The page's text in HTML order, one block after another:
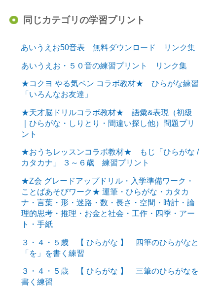
同じカテゴリの学習プリント
あいうえお50音表 無料ダウンロード リンク集
あいうえお・５０音の練習プリント リンク集
★コクヨ やる気ペン コラボ教材★ ひらがな練習
「いろんなお友達」
★天才脳ドリルコラボ教材★ 語彙&表現（初級
｜ひらがな・しりとり・間違い探し他）問題プリ
ント
★おうちレッスンコラボ教材★ もじ「ひらがな /
カタカナ」 ３～６歳 練習プリント
★Z会 グレードアップドリル・入学準備ワーク・
ことばあそびワーク★ 運筆・ひらがな・カタカ
ナ・言葉・形・迷路・数・長さ・空間・時計・論
理的思考・推理・お金と社会・工作・四季・アー
ト・手紙
３・４・５歳 【 ひらがな 】 四筆のひらがなと
「を」を書く練習
３・４・５歳 【 ひらがな 】 三筆のひらがなを
書く練習